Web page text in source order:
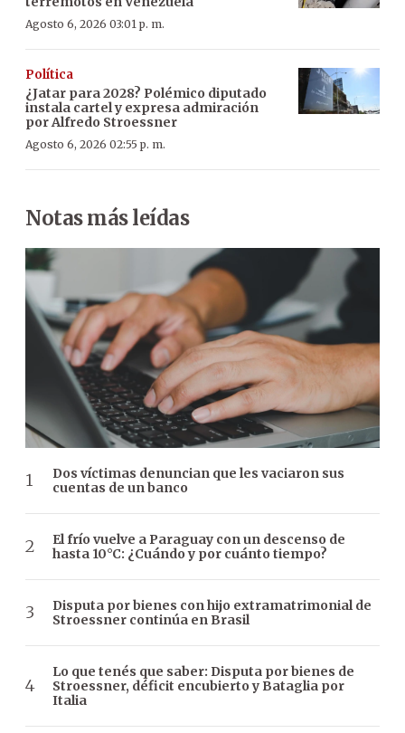
Agosto 6, 2026 03:01 p. m.
Política
¿Jatar para 2028? Polémico diputado
instala cartel y expresa admiración
por Alfredo Stroessner
Agosto 6, 2026 02:55 p. m.
Notas más leídas
Dos víctimas denuncian que les vaciaron sus
cuentas de un banco
El frío vuelve a Paraguay con un descenso de
hasta 10°C: ¿Cuándo y por cuánto tiempo?
Disputa por bienes con hijo extramatrimonial de
Stroessner continúa en Brasil
Lo que tenés que saber: Disputa por bienes de
Stroessner, déficit encubierto y Bataglia por
Italia